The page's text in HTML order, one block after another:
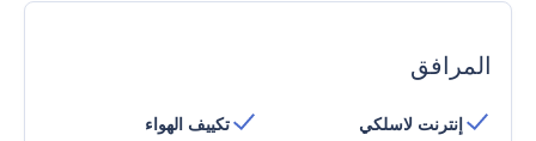
المرافق
إنترنت لاسلكي
تكييف الهواء